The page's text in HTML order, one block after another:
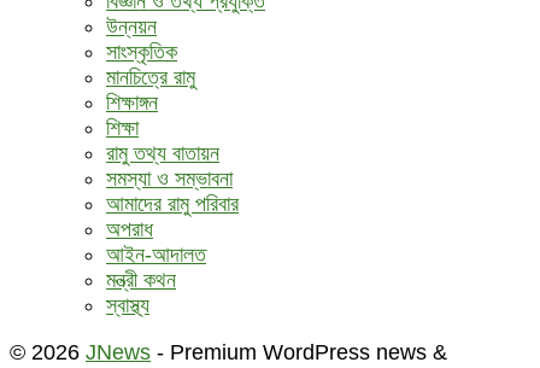
উন্নয়ন
সাংস্কৃতিক
মানচিত্রে রামু
শিক্ষাঙ্গন
শিক্ষা
রামু তথ্য বাতায়ন
সমস্যা ও সম্ভাবনা
আমাদের রামু পরিবার
অপরাধ
আইন-আদালত
মন্ত্রী কথন
স্বাস্থ্য
© 2026 JNews - Premium WordPress news &